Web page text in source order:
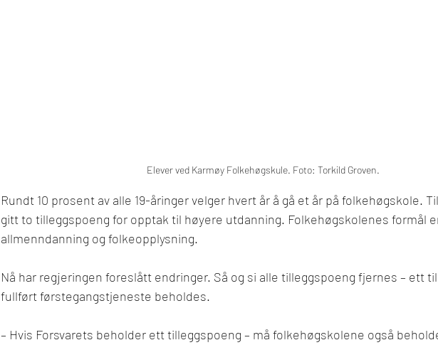
Elever ved Karmøy Folkehøgskule. Foto: Torkild Groven.
Rundt 10 prosent av alle 19-åringer velger hvert år å gå et år på folkehøgskole.
gitt to tilleggspoeng for opptak til høyere utdanning. Folkehøgskolenes formål
allmenndanning og folkeopplysning.
Nå har regjeringen foreslått endringer. Så og si alle tilleggspoeng fjernes – ett
fullført førstegangstjeneste beholdes.
– Hvis Forsvarets beholder ett tilleggspoeng – må folkehøgskolene også